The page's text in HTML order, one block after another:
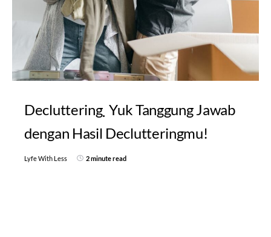
Decluttering Yuk Tanggung Jawab
dengan Hasil Declutteringmu!
Lyfe With Less 2 minute read